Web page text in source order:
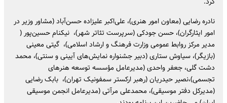
نادره رضایی (معاون امور هنری)، علی‌اکبر علیزاده حسن‌آباد (مشاور وزیر در
امور ایثارگران)، حسن جودکی (سرپرست تئاتر شهر)، نیکنام حسین‌پور (
مدیر مرکز روابط عمومی وزارت فرهنگ و ارشاد اسلامی)، گیتی معینی
(بازیگر)، سیاوش ستاری (دبیر جشنواره نمایش‌های آیینی و سنتی)، محمد
دشت گلی، جعفر واحدی (مدیرعامل مؤسسه توسعه هنرهای
تجسمی)،نصیر حیدریان (رهبر ارکستر سمفونیک تهران)، بابک رضایی
(مدیرکل دفتر موسیقی)، محمدعلی مرآتی (مدیرعامل انجمن موسیقی